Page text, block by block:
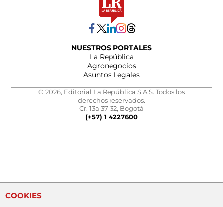
NUESTROS PORTALES
La República
Agronegocios
Asuntos Legales
© 2026, Editorial La República S.A.S. Todos los
derechos reservados.
Cr. 13a 37-32, Bogotá
(+57) 1 4227600
COOKIES